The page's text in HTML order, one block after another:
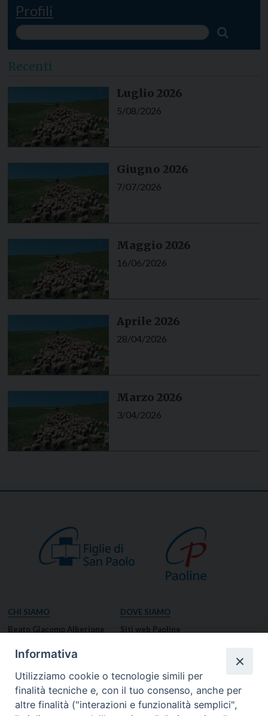
Profili
Recenti
Luglio 2026
5/08/2026
Giugno 2026
7/07/2026
Maggio 2026
16/06/2026
Aprile 2026
28/04/2026
Marzo 2026
3/04/2026
CHI SIAMO
Beato Giacomo Alberione
Venerabile Tecla Merlo
Missione Paolina
Luoghi delle Origini
DOVE SIAMO
Siti web Paoline
Notizie dal governo generale
Notizie in breve
Informativa
Utilizziamo cookie o tecnologie simili per
finalità tecniche e, con il tuo consenso, anche per
altre finalità ("interazioni e funzionalità semplici",